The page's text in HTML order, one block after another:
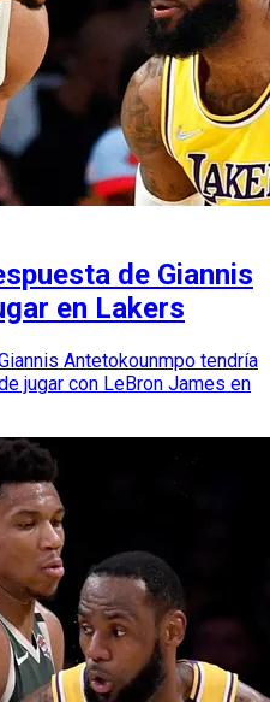
de Giannis
en Lakers
Antetokounmpo tendría
jugar con LeBron James en